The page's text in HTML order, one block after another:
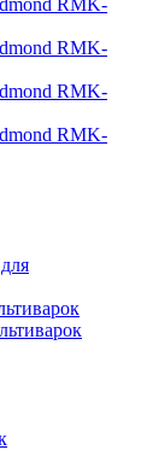
RMK-
RMK-
RMK-
RMK-